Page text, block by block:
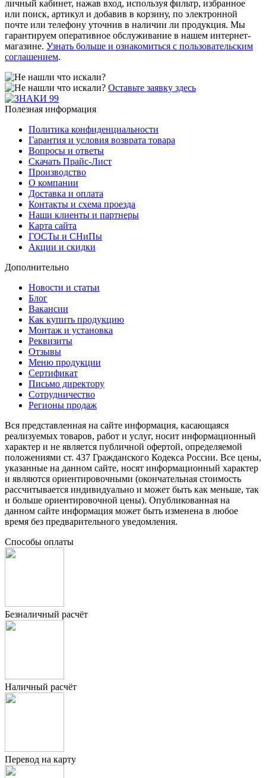
личный кабинет, нажав вход, используя фильтр, избранное
или поиск, артикул и добавив в корзину, по электронной
почте или телефону уточнив в наличии ли продукция. Мы
гарантируем оперативное обслуживание в нашем интернет-
магазине. Узнать больше и ознакомиться с пользовательским
соглашением.
Оставьте заявку здесь
Полезная информация
Политика конфиденциальности
Гарантия и условия возврата товара
Вопросы и ответы
Скачать Прайс-Лист
Производство
О компании
Доставка и оплата
Контакты и схема проезда
Наши клиенты и партнеры
Карта сайта
ГОСТы и СНиПы
Акции и скидки
Дополнительно
Новости и статьи
Блог
Вакансии
Как купить продукцию
Монтаж и установка
Реквизиты
Отзывы
Меню продукции
Сертификат
Письмо директору
Сотрудничество
Регионы продаж
Вся представленная на сайте информация, касающаяся
реализуемых товаров, работ и услуг, носит информационный
характер и не является публичной офертой, определяемой
положениями ст. 437 Гражданского Кодекса России. Все цены,
указанные на данном сайте, носят информационный характер
и являются ориентировочными (окончательная стоимость
рассчитывается индивидуально и может быть как меньше, так
и больше ориентировочной цены). Опубликованная на
данном сайте информация может быть изменена в любое
время без предварительного уведомления.
Способы оплаты
Безналичный расчёт
Наличный расчёт
Перевод на карту